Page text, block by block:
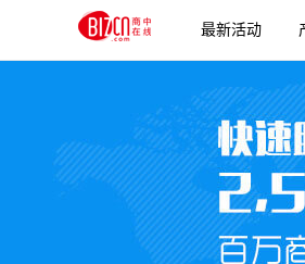
最新活动